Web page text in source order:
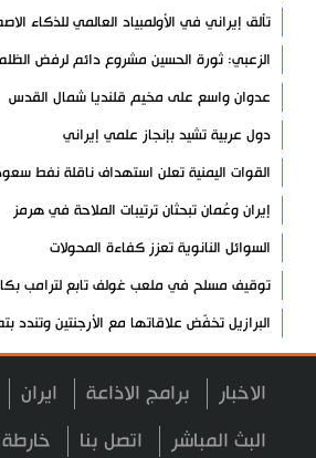
تألق إيراني في الأولمبياد العالمي للذكاء
الزعبي: ثورة الحسين مشروع دائم لرفض
عدوان واسع على مخيم قلنديا شمال القدس
دول عربية تشيد بإنجاز علمي إيراني
القوات اليمنية تعلن استهداف ناقلة نفط
إيران وعُمان تبحثان ترتيبات الملاحة في هرمز
السوائل النانوية تعزز كفاءة المحولات
توقيف مسلح في ملعب غولف تابع لترامب
البرازيل تخفّض علاقاتها مع الأرجنتين وتندد
علي السيد: صمت الحكومة يضعف موقف لبنان
انخفاض حاد في مخزون الصواريخ الأمريكية
العراق يعلن نجاح خطة زيارة الأربعين
الاخبار برامج الاذاعة ايران
البث المباشر اتصل بنا